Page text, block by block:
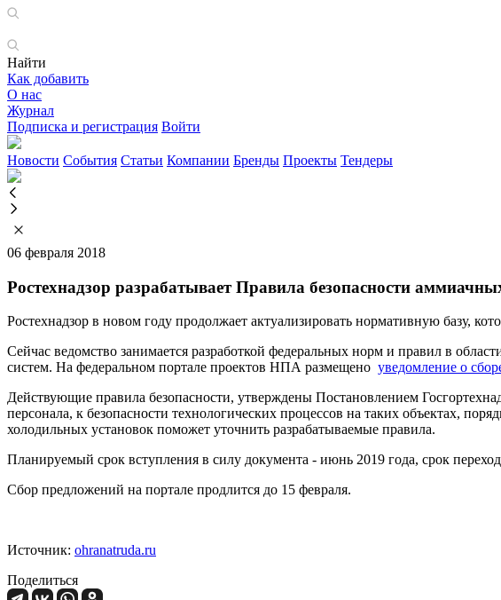
Найти
Как добавить
О нас
Журнал
Подписка и регистрация Войти
Новости События Статьи Компании Бренды Проекты Тендеры
06 февраля 2018
Ростехнадзор разрабатывает Правила безопасности
Ростехнадзор в новом году продолжает актуализировать нормативную базу,
Сейчас ведомство занимается разработкой федеральных норм и правил в
систем. На федеральном портале проектов НПА размещено уведомление о
Действующие правила безопасности, утверждены Постановлением
персонала, к безопасности технологических процессов на таких объектах,
холодильных установок поможет уточнить разрабатываемые правила.
Планируемый срок вступления в силу документа - июнь 2019 года, срок
Сбор предложений на портале продлится до 15 февраля.
Источник: ohranatruda.ru
Поделиться